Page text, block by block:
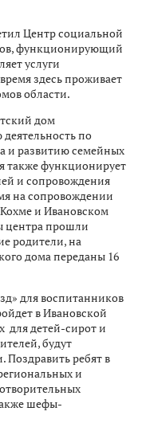
Центр социальной
функционирующий
услуги
здесь проживает
области.
дом
по
и развитию семейных
также функционирует
и сопровождения
на сопровождении
и Ивановском
центра прошли
родители, на
дома переданы 16
для воспитанников
в Ивановской
для детей-сирот и
будут
ребят в
и
шефы-